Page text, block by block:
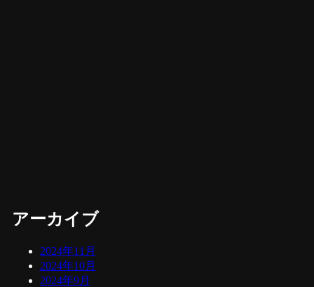
アーカイブ
2024年11月
2024年10月
2024年9月